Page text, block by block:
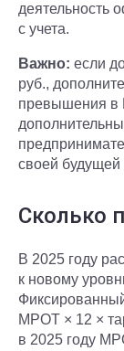
деятельность
с учета.
Важно: если
руб.,
превышения в
своей будущей
Сколько
В 2025 году
к новому
МРОТ × 12 ×
в 2025 году